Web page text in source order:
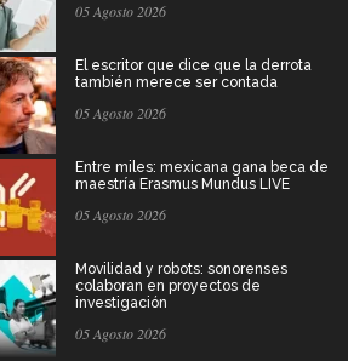
05 Agosto 2026
El escritor que dice que la derrota
también merece ser contada
05 Agosto 2026
Entre miles: mexicana gana beca de
maestría Erasmus Mundus LIVE
05 Agosto 2026
Movilidad y robots: sonorenses
colaboran en proyectos de
investigación
05 Agosto 2026